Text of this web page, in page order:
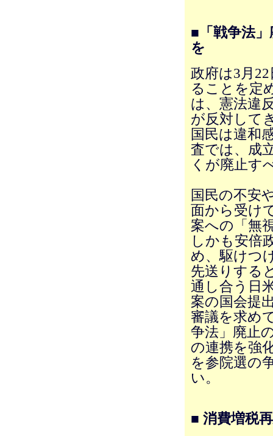
■「戦争法
を
政府は3月
ることを定
は、憲法違
が反対して
国民は違和
査では、成
くが廃止す
国民の不安
面から受け
案への「無
しかも安倍
め、駆けつ
先送りする
通し合う日
案の国会提
審議を求め
争法」廃止
の連携を強
を参院選の
い。
■ 消費増税